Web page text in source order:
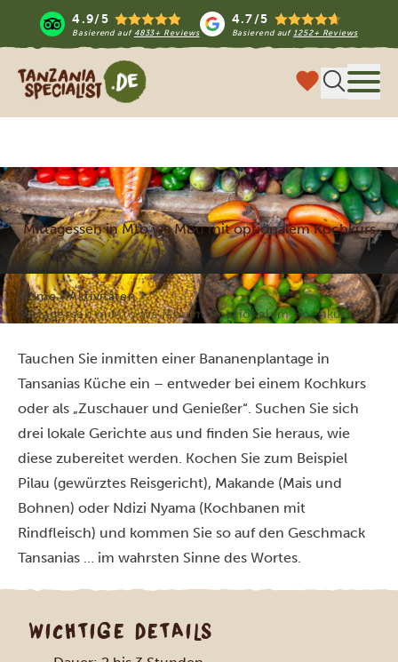
4.9/5
Basierend auf 4833+ Reviews
4.7/5
Basierend auf1252+ Reviews
Tanzania Specialist
Mittagessen in Mto wa Mbu mit optionalem Kochkurs
Home
Aktivitäten
Mittagessen in Mto wa Mbu mit optionalem Kochkurs
Tauchen Sie inmitten einer Bananenplantage in
Tansanias Küche ein – entweder bei einem Kochkurs
oder als „Zuschauer und Genießer“. Suchen Sie sich
drei lokale Gerichte aus und finden Sie heraus, wie
diese zubereitet werden. Kochen Sie zum Beispiel
Pilau (gewürztes Reisgericht), Makande (Mais und
Bohnen) oder Ndizi Nyama (Kochbanen mit
Rindfleisch) und kommen Sie so auf den Geschmack
Tansanias … im wahrsten Sinne des Wortes.
WICHTIGE DETAILS